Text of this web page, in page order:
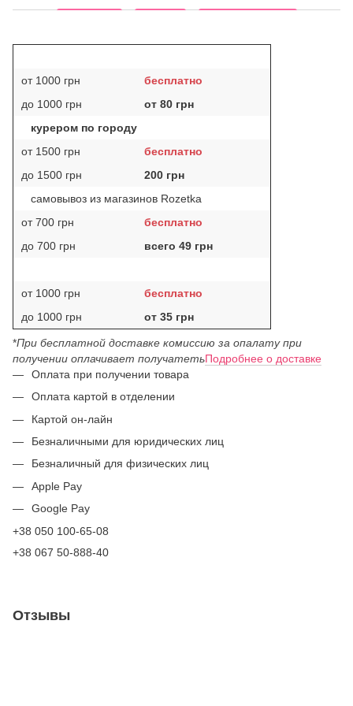
от 1000 грн
бесплатно
до 1000 грн
от 80 грн
курером по городу
от 1500 грн
бесплатно
до 1500 грн
200 грн
самовывоз из магазинов Rozetka
от 700 грн
бесплатно
до 700 грн
всего 49 грн
от 1000 грн
бесплатно
до 1000 грн
от 35 грн
*При бесплатной доставке комиссию за опалату при
получении оплачивает получатетьПодробнее о доставке
Оплата при получении товара
Оплата картой в отделении
Картой он-лайн
Безналичными для юридических лиц
Безналичный для физических лиц
Apple Pay
Google Pay
+38 050 100-65-08
+38 067 50-888-40
Отзывы